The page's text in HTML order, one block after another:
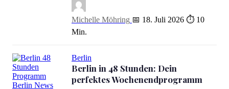
Michelle Möhring 📅 18. Juli 2026 ⏱ 10
Min.
Berlin
Berlin in 48 Stunden: Dein
perfektes Wochenendprogramm